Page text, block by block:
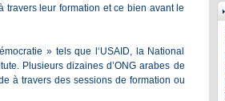
leur formation et ce bien avant le
» tels que l‘USAID, la National
Plusieurs dizaines d’ONG arabes de
à travers des sessions de formation ou